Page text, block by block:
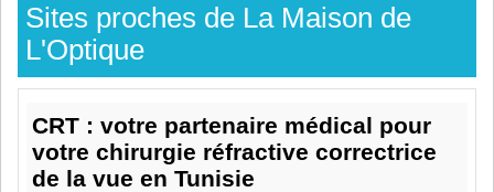
Sites proches de La Maison de
L'Optique
CRT : votre partenaire médical pour
votre chirurgie réfractive correctrice
de la vue en Tunisie